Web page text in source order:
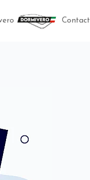
Contact